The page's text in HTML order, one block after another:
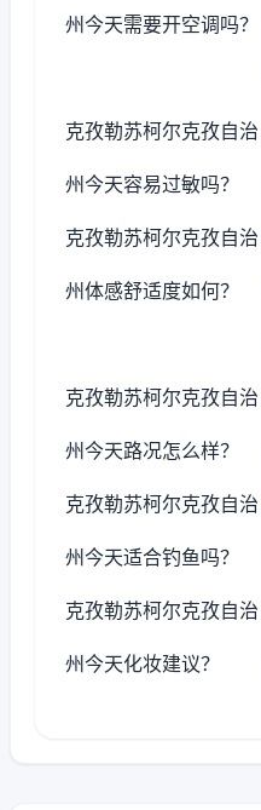
州今天需要开空调吗？
克孜勒苏柯尔克孜自治
州今天容易过敏吗？
克孜勒苏柯尔克孜自治
州体感舒适度如何？
克孜勒苏柯尔克孜自治
州今天路况怎么样？
克孜勒苏柯尔克孜自治
州今天适合钓鱼吗？
克孜勒苏柯尔克孜自治
州今天化妆建议？